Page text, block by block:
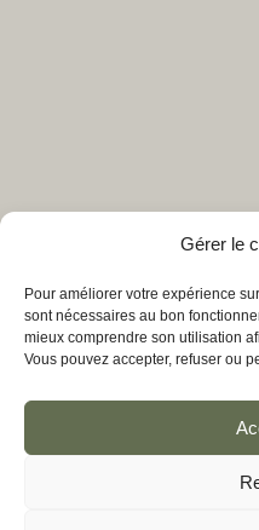
Gérer le
Pour améliorer votre expérience
sont nécessaires au bon
mieux comprendre son utilisation
Vous pouvez accepter, refuser ou
Politique
Conditions